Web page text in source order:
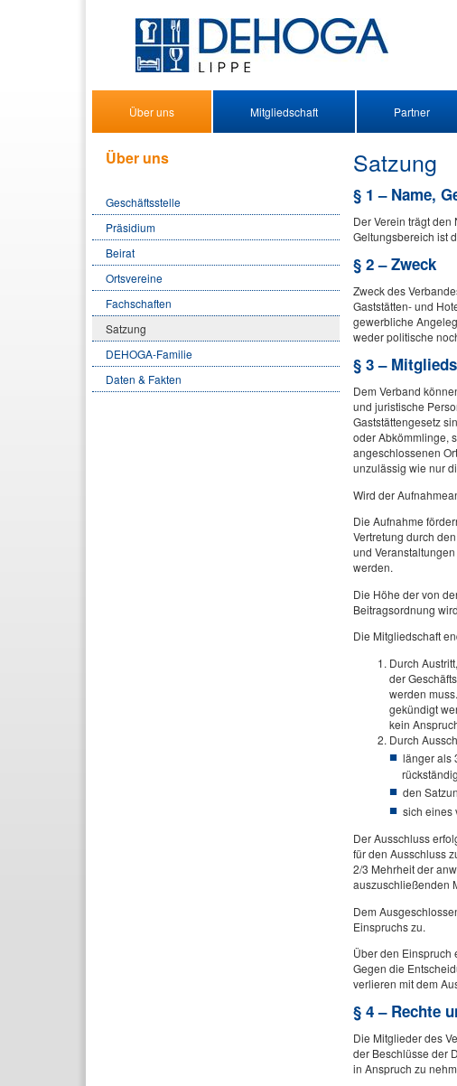
Über uns Mitgliedschaft Partner
Über uns
Geschäftsstelle
Präsidium
Beirat
Ortsvereine
Fachschaften
Satzung
DEHOGA-Familie
Daten & Fakten
Satzung
§ 1 – Name,
Der Verein trägt
Geltungsbereich ist
§ 2 – Zweck
Zweck des
Gaststätten- und
gewerbliche
weder politische
§ 3 –
Dem Verband
und juristische
Gaststättengesetz
oder Abkömmlinge,
angeschlossenen
unzulässig wie nur
Wird der
Die Aufnahme
Vertretung durch
und
werden.
Die Höhe der von
Beitragsordnung
Die Mitgliedschaft
Durch
der
werden
gekündigt
kein
Durch
länger als
den
sich eines
Der Ausschluss
für den Ausschluss
2/3 Mehrheit der
auszuschließenden
Dem
Einspruchs zu.
Über den Einspruch
Gegen die
verlieren mit dem
§ 4 – Rechte
Die Mitglieder des
der Beschlüsse der
in Anspruch zu